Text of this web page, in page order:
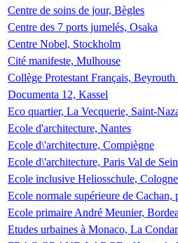
Centre de soins de jour, Bègles
Centre des 7 ports jumelés, Osaka
Centre Nobel, Stockholm
Cité manifeste, Mulhouse
Collège Protestant Français,
Documenta 12, Kassel
Eco quartier, La Vecquerie, Saint-
Ecole d'architecture, Nantes
Ecole d\'architecture, Compiègne
Ecole d\'architecture, Paris Val de
Ecole inclusive Heliosschule, Cologne
Ecole normale supérieure de
Ecole primaire André Meunier,
Etudes urbaines à Monaco, La